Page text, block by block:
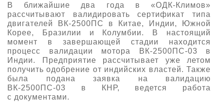
В ближайшие два года в «ОДК-Климов»
рассчитывают валидировать сертификат типа
двигателей ВК-2500ПС в Китае, Индии, Южной
Корее, Бразилии и Колумбии. В настоящий
момент в завершающей стадии находится
процесс валидации мотора ВК-2500ПС-03 в
Индии. Предприятие рассчитывает уже летом
получить одобрение от индийских властей. Также
была подана заявка на валидацию
ВК-2500ПС-03 в КНР, ведется работа
с документами.